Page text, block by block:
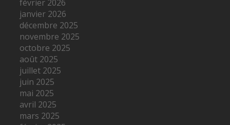
février 2026
janvier 2026
décembre 2025
novembre 2025
octobre 2025
août 2025
juillet 2025
juin 2025
mai 2025
avril 2025
mars 2025